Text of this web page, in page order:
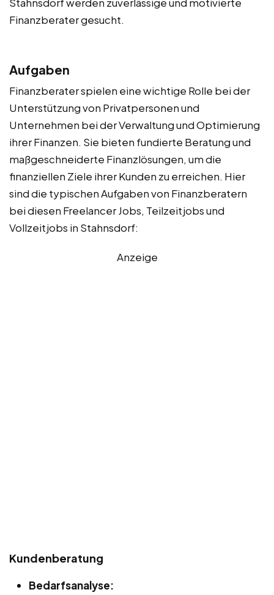
Stahnsdorf werden zuverlässige und motivierte
Finanzberater gesucht.
Aufgaben
Finanzberater spielen eine wichtige Rolle bei der
Unterstützung von Privatpersonen und
Unternehmen bei der Verwaltung und Optimierung
ihrer Finanzen. Sie bieten fundierte Beratung und
maßgeschneiderte Finanzlösungen, um die
finanziellen Ziele ihrer Kunden zu erreichen. Hier
sind die typischen Aufgaben von Finanzberatern
bei diesen Freelancer Jobs, Teilzeitjobs und
Vollzeitjobs in Stahnsdorf:
Anzeige
Kundenberatung
Bedarfsanalyse: